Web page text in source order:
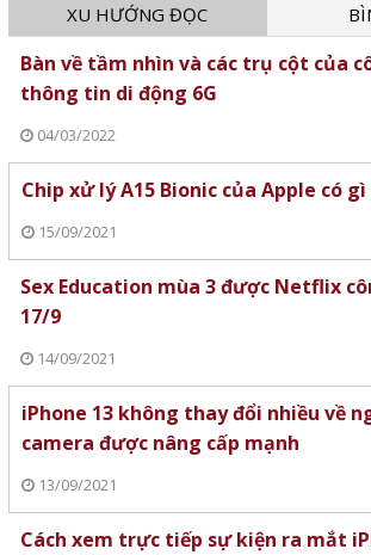
XU HƯỚNG ĐỌC
Bàn về tầm nhìn và các trụ cột của
thông tin di động 6G
04/03/2022
Chip xử lý A15 Bionic của Apple có
15/09/2021
Sex Education mùa 3 được Netflix
17/9
14/09/2021
iPhone 13 không thay đổi nhiều về
camera được nâng cấp mạnh
13/09/2021
Cách xem trực tiếp sự kiện ra mắt